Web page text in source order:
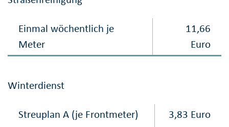
Einmal wöchentlich je
Meter
11,66
Euro
Winterdienst
Streuplan A (je Frontmeter)
3,83 Euro